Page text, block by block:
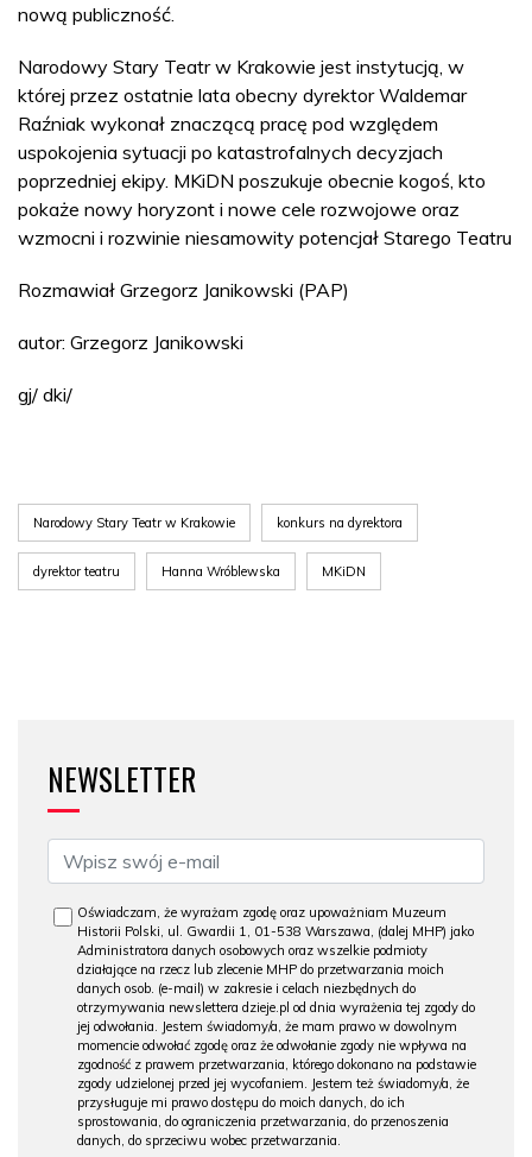
nową publiczność.
Narodowy Stary Teatr w Krakowie jest instytucją, w
której przez ostatnie lata obecny dyrektor Waldemar
Raźniak wykonał znaczącą pracę pod względem
uspokojenia sytuacji po katastrofalnych decyzjach
poprzedniej ekipy. MKiDN poszukuje obecnie kogoś, kto
pokaże nowy horyzont i nowe cele rozwojowe oraz
wzmocni i rozwinie niesamowity potencjał Starego Teatru
Rozmawiał Grzegorz Janikowski (PAP)
autor: Grzegorz Janikowski
gj/ dki/
Narodowy Stary Teatr w Krakowie konkurs na dyrektora
dyrektor teatru Hanna Wróblewska MKiDN
NEWSLETTER
Oświadczam, że wyrażam zgodę oraz upoważniam Muzeum
Historii Polski, ul. Gwardii 1, 01-538 Warszawa, (dalej MHP) jako
Administratora danych osobowych oraz wszelkie podmioty
działające na rzecz lub zlecenie MHP do przetwarzania moich
danych osob. (e-mail) w zakresie i celach niezbędnych do
otrzymywania newslettera dzieje.pl od dnia wyrażenia tej zgody do
jej odwołania. Jestem świadomy/a, że mam prawo w dowolnym
momencie odwołać zgodę oraz że odwołanie zgody nie wpływa na
zgodność z prawem przetwarzania, którego dokonano na podstawie
zgody udzielonej przed jej wycofaniem. Jestem też świadomy/a, że
przysługuje mi prawo dostępu do moich danych, do ich
sprostowania, do ograniczenia przetwarzania, do przenoszenia
danych, do sprzeciwu wobec przetwarzania.